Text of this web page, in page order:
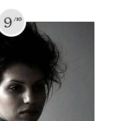
9